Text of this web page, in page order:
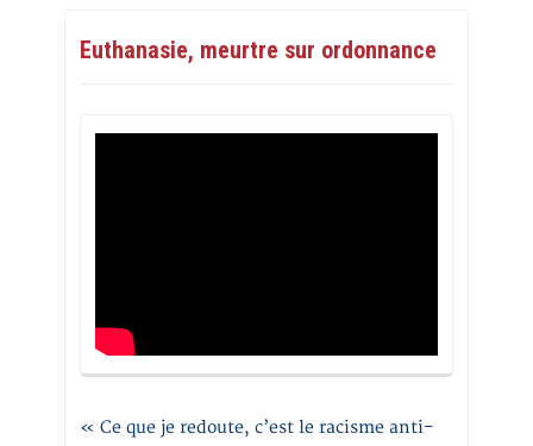
Euthanasie, meurtre sur ordonnance
« Ce que je redoute, c’est le racisme anti-